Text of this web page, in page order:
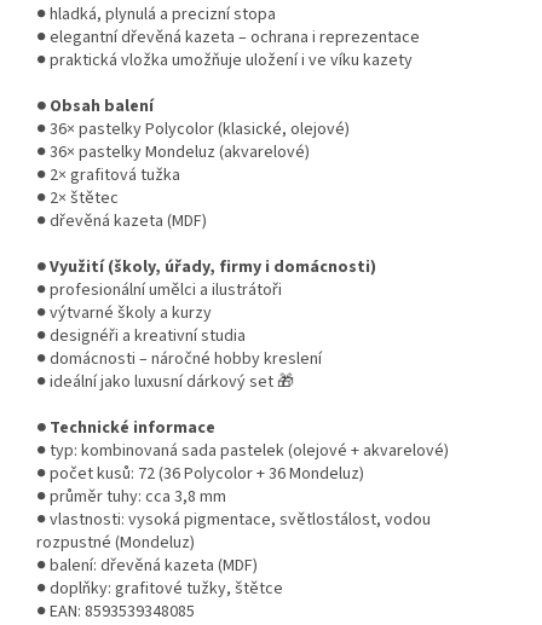
● hladká, plynulá a precizní stopa
● elegantní dřevěná kazeta – ochrana i reprezentace
● praktická vložka umožňuje uložení i ve víku kazety
● Obsah balení
● 36× pastelky Polycolor (klasické, olejové)
● 36× pastelky Mondeluz (akvarelové)
● 2× grafitová tužka
● 2× štětec
● dřevěná kazeta (MDF)
● Využití (školy, úřady, firmy i domácnosti)
● profesionální umělci a ilustrátoři
● výtvarné školy a kurzy
● designéři a kreativní studia
● domácnosti – náročné hobby kreslení
● ideální jako luxusní dárkový set 🎁
● Technické informace
● typ: kombinovaná sada pastelek (olejové + akvarelové)
● počet kusů: 72 (36 Polycolor + 36 Mondeluz)
● průměr tuhy: cca 3,8 mm
● vlastnosti: vysoká pigmentace, světlostálost, vodou
rozpustné (Mondeluz)
● balení: dřevěná kazeta (MDF)
● doplňky: grafitové tužky, štětce
● EAN: 8593539348085